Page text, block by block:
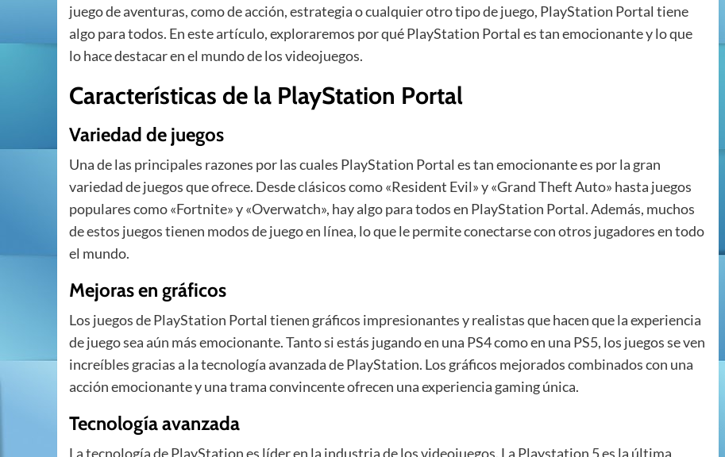
juego de aventuras, como de acción, estrategia o cualquier otro tipo de juego, PlayStation Portal tiene
algo para todos. En este artículo, exploraremos por qué PlayStation Portal es tan emocionante y lo que
lo hace destacar en el mundo de los videojuegos.
Características de la PlayStation Portal
Variedad de juegos
Una de las principales razones por las cuales PlayStation Portal es tan emocionante es por la gran
variedad de juegos que ofrece. Desde clásicos como «Resident Evil» y «Grand Theft Auto» hasta juegos
populares como «Fortnite» y «Overwatch», hay algo para todos en PlayStation Portal. Además, muchos
de estos juegos tienen modos de juego en línea, lo que le permite conectarse con otros jugadores en todo
el mundo.
Mejoras en gráficos
Los juegos de PlayStation Portal tienen gráficos impresionantes y realistas que hacen que la experiencia
de juego sea aún más emocionante. Tanto si estás jugando en una PS4 como en una PS5, los juegos se ven
increíbles gracias a la tecnología avanzada de PlayStation. Los gráficos mejorados combinados con una
acción emocionante y una trama convincente ofrecen una experiencia gaming única.
Tecnología avanzada
La tecnología de PlayStation es líder en la industria de los videojuegos. La Playstation 5 es la última